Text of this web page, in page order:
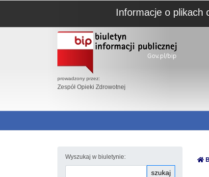
prowadzony przez:
Zespół Opieki Zdrowotnej
Wyszukaj w biuletynie:
szukaj
Informacje o plikach